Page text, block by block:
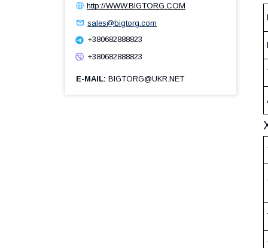
http://WWW.BIGTORG.COM
sales@bigtorg.com
+380682888823
+380682888823
E-MAIL BIGTORG@UKR.NET